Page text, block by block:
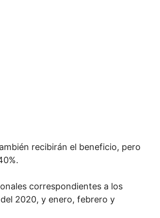
recibirán el beneficio, pero
correspondientes a los
2020, y enero, febrero y